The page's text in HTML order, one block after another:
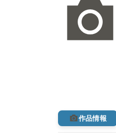
作品情報